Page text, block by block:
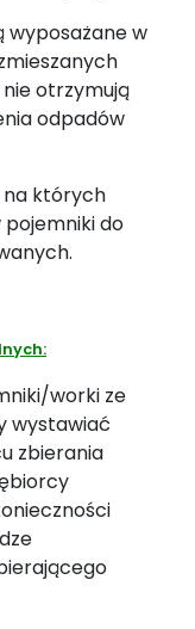
wyposażane w
otrzymują
odpadów
na których
do
worki ze
wystawiać
zbierania